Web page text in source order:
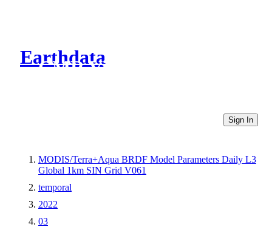
Earthdata
CMR Virtual Directories
Sign In
MODIS/Terra+Aqua BRDF Model Parameters Daily L3
Global 1km SIN Grid V061
temporal
2022
03